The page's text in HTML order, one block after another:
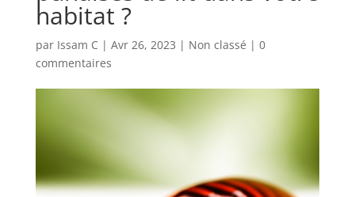
habitat ?
par Issam C | Avr 26, 2023 | Non classé | 0
commentaires